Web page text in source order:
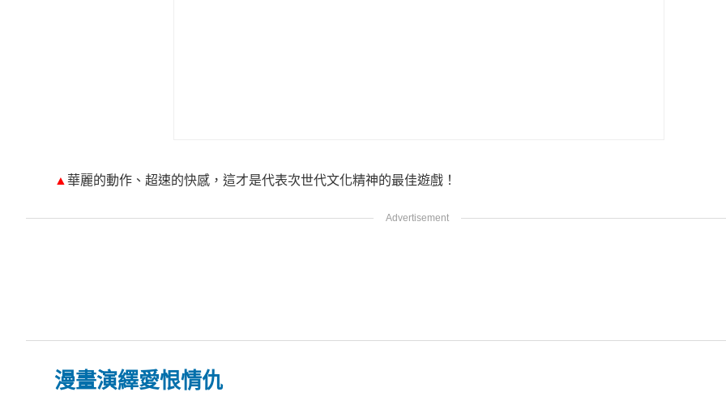
▲ 華麗的動作、超速的快感，這才是代表次世代文化精神的最佳遊戲！
漫畫演繹愛恨情仇